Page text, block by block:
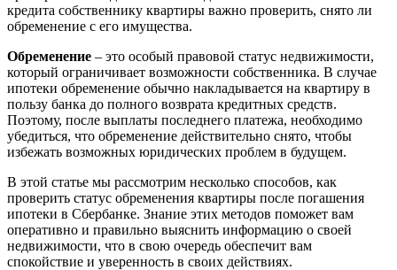
кредита собственнику квартиры важно проверить, снято ли
обременение с его имущества.
Обременение – это особый правовой статус недвижимости,
который ограничивает возможности собственника. В случае
ипотеки обременение обычно накладывается на квартиру в
пользу банка до полного возврата кредитных средств.
Поэтому, после выплаты последнего платежа, необходимо
убедиться, что обременение действительно снято, чтобы
избежать возможных юридических проблем в будущем.
В этой статье мы рассмотрим несколько способов, как
проверить статус обременения квартиры после погашения
ипотеки в Сбербанке. Знание этих методов поможет вам
оперативно и правильно выяснить информацию о своей
недвижимости, что в свою очередь обеспечит вам
спокойствие и уверенность в своих действиях.